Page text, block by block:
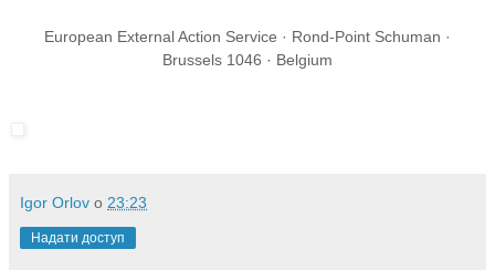
European External Action Service · Rond-Point Schuman ·
Brussels 1046 · Belgium
Igor Orlov о 23:23
Надати доступ